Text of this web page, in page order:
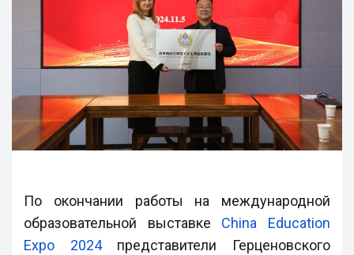
По окончании работы на международной
образовательной выставке China Education
Expo 2024представители Герценовского